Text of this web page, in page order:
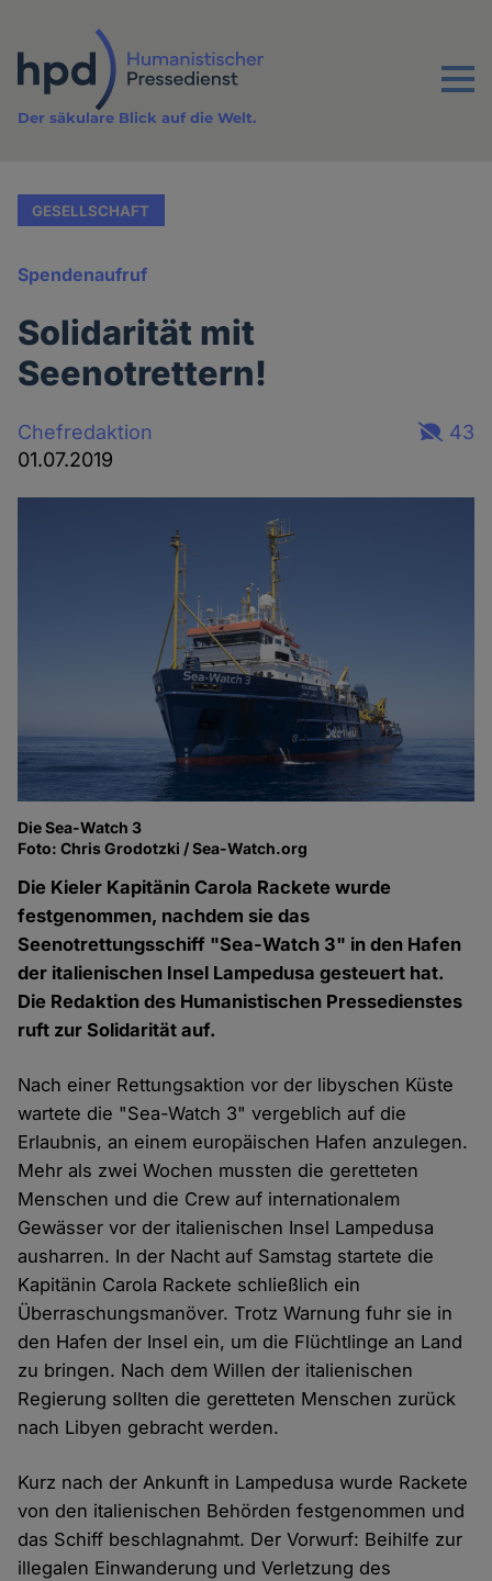
Inhalt
Menu
Der säkulare Blick auf die Welt.
GESELLSCHAFT
Spendenaufruf
Solidarität mit
Seenotrettern!
Chefredaktion
01.07.2019
43
Die Sea-Watch 3
Foto: Chris Grodotzki / Sea-Watch.org
Die Kieler Kapitänin Carola Rackete wurde
festgenommen, nachdem sie das
Seenotrettungsschiff "Sea-Watch 3" in den Hafen
der italienischen Insel Lampedusa gesteuert hat.
Die Redaktion des Humanistischen Pressedienstes
ruft zur Solidarität auf.
Nach einer Rettungsaktion vor der libyschen Küste
wartete die "Sea-Watch 3" vergeblich auf die
Erlaubnis, an einem europäischen Hafen anzulegen.
Mehr als zwei Wochen mussten die geretteten
Menschen und die Crew auf internationalem
Gewässer vor der italienischen Insel Lampedusa
ausharren. In der Nacht auf Samstag startete die
Kapitänin Carola Rackete schließlich ein
Überraschungsmanöver. Trotz Warnung fuhr sie in
den Hafen der Insel ein, um die Flüchtlinge an Land
zu bringen. Nach dem Willen der italienischen
Regierung sollten die geretteten Menschen zurück
nach Libyen gebracht werden.
Kurz nach der Ankunft in Lampedusa wurde Rackete
von den italienischen Behörden festgenommen und
das Schiff beschlagnahmt. Der Vorwurf: Beihilfe zur
illegalen Einwanderung und Verletzung des